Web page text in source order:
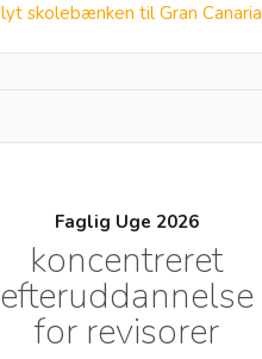
skolebænken til Gran Canaria
Faglig Uge 2026
koncentreret
efteruddannelse
for revisorer